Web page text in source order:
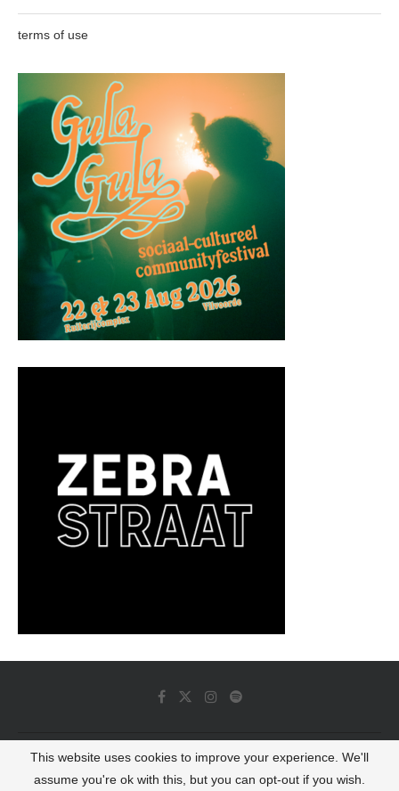
terms of use
© 2022 - Luminous Dash All Rights Reserved
This website uses cookies to improve your experience. We'll
assume you're ok with this, but you can opt-out if you wish.